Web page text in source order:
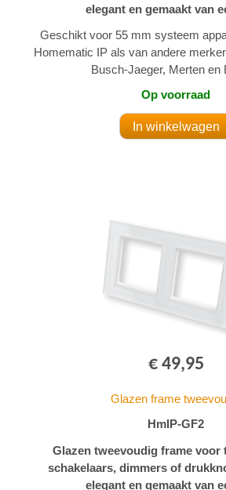
elegant en gemaakt van
Geschikt voor 55 mm systeem
Homematic IP als van andere
Busch-Jaeger, Merten en
Op voorraad
€ 49,95
Glazen frame
HmIP-GF2
Glazen tweevoudig frame voor
schakelaars, dimmers of
elegant en gemaakt van